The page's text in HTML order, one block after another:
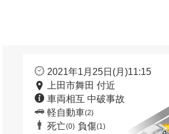
2021年1月25日(月)11:15
上田市舞田 付近
車両相互 中破事故
軽自動車(2)
死亡(0) 負傷(1)